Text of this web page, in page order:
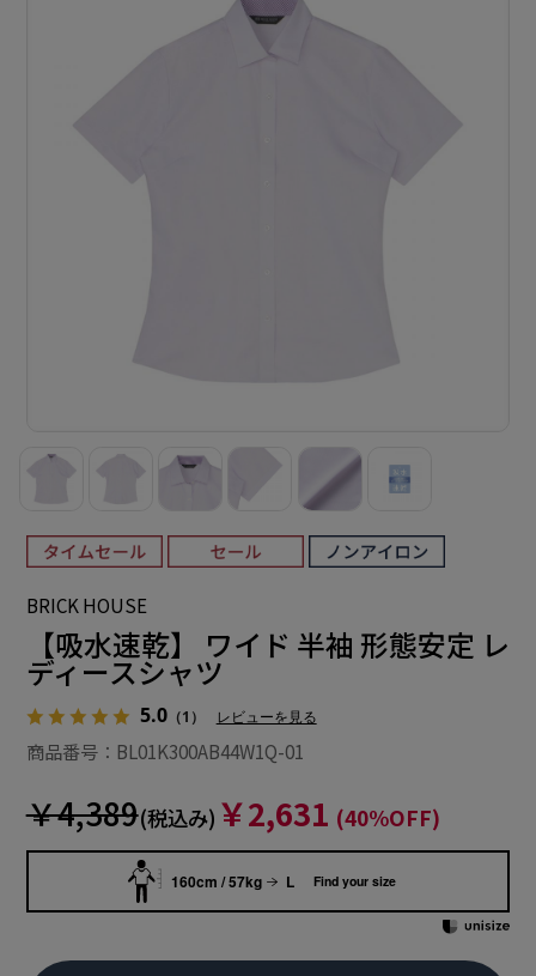
BRICK HOUSE
【吸水速乾】 ワイド 半袖 形態安定 レ
ディースシャツ
5.0（1） レビューを見る
商品番号：BL01K300AB44W1Q-01
￥4,389(税込み) ￥2,631 (40%OFF)
160cm / 57kg L Find your size